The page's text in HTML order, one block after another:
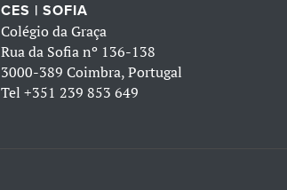
CES | SOFIA
Colégio da Graça
Rua da Sofia nº 136-138
3000-389 Coimbra, Portugal
Tel +351 239 853 649